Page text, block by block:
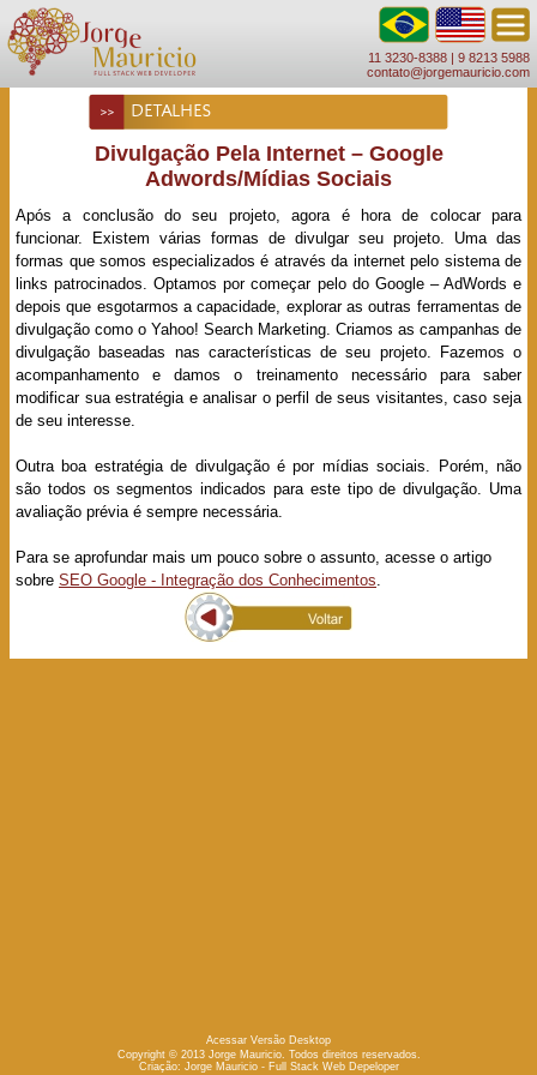
11 3230-8388 | 9 8213 5988
contato@jorgemauricio.com
DETALHES
Divulgação Pela Internet – Google
Adwords/Mídias Sociais
Após a conclusão do seu projeto, agora é hora de colocar para
funcionar. Existem várias formas de divulgar seu projeto. Uma das
formas que somos especializados é através da internet pelo sistema de
links patrocinados. Optamos por começar pelo do Google – AdWords e
depois que esgotarmos a capacidade, explorar as outras ferramentas de
divulgação como o Yahoo! Search Marketing. Criamos as campanhas de
divulgação baseadas nas características de seu projeto. Fazemos o
acompanhamento e damos o treinamento necessário para saber
modificar sua estratégia e analisar o perfil de seus visitantes, caso seja
de seu interesse.
Outra boa estratégia de divulgação é por mídias sociais. Porém, não
são todos os segmentos indicados para este tipo de divulgação. Uma
avaliação prévia é sempre necessária.
Para se aprofundar mais um pouco sobre o assunto, acesse o artigo
sobre SEO Google - Integração dos Conhecimentos.
Acessar Versão Desktop
Copyright © 2013 Jorge Mauricio. Todos direitos reservados.
Criação: Jorge Mauricio - Full Stack Web Depeloper